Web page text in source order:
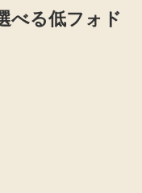
べる低フォド